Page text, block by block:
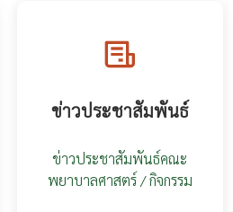
ข่าวประชาสัมพันธ์
ข่าวประชาสัมพันธ์คณะ
พยาบาลศาสตร์ / กิจกรรม